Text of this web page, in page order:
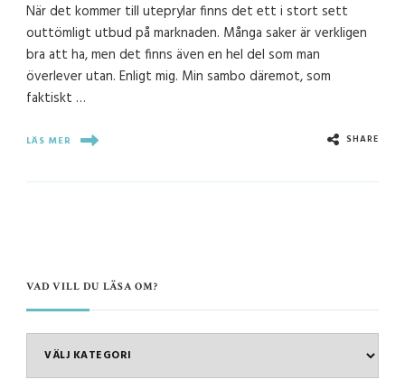
När det kommer till uteprylar finns det ett i stort sett
outtömligt utbud på marknaden. Många saker är verkligen
bra att ha, men det finns även en hel del som man
överlever utan. Enligt mig. Min sambo däremot, som
faktiskt …
LÄS MER SHARE
VAD VILL DU LÄSA OM?